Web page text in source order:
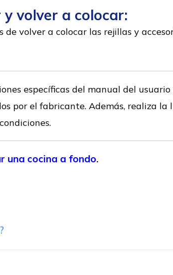
y volver a colocar:
volver a colocar las rejillas y
específicas del manual del
por el fabricante. Además, realiza la
una cocina a fondo.